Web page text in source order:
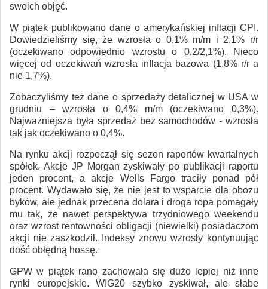
swoich objęć.
W piątek publikowano dane o amerykańskiej inflacji CPI.
Dowiedzieliśmy się, że wzrosła o 0,1% m/m i 2,1% r/r
(oczekiwano odpowiednio wzrostu o 0,2/2,1%). Nieco
więcej od oczekiwań wzrosła inflacja bazowa (1,8% r/r a
nie 1,7%).
Zobaczyliśmy też dane o sprzedaży detalicznej w USA w
grudniu – wzrosła o 0,4% m/m (oczekiwano 0,3%).
Najważniejsza była sprzedaż bez samochodów - wzrosła
tak jak oczekiwano o 0,4%.
Na rynku akcji rozpoczął się sezon raportów kwartalnych
spółek. Akcje JP Morgan zyskiwały po publikacji raportu
jeden procent, a akcje Wells Fargo traciły ponad pół
procent. Wydawało się, że nie jest to wsparcie dla obozu
byków, ale jednak przecena dolara i droga ropa pomagały
mu tak, że nawet perspektywa trzydniowego weekendu
oraz wzrost rentowności obligacji (niewielki) posiadaczom
akcji nie zaszkodził. Indeksy znowu wzrosły kontynuując
dość obłędną hossę.
GPW w piątek rano zachowała się dużo lepiej niż inne
rynki europejskie. WIG20 szybko zyskiwał, ale słabe